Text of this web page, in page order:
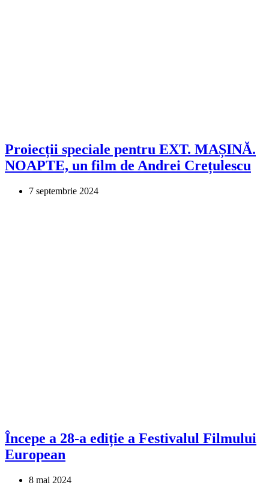
Proiecții speciale pentru EXT. MAȘINĂ.
NOAPTE, un film de Andrei Crețulescu
7 septembrie 2024
Începe a 28-a ediție a Festivalul Filmului
European
8 mai 2024